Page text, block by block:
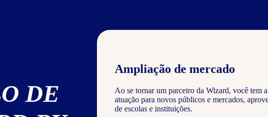
DE
Ampliação de mercado
Ao se tornar um parceiro da Wizard, você tem
atuação para novos públicos e mercados,
de escolas e instituições.